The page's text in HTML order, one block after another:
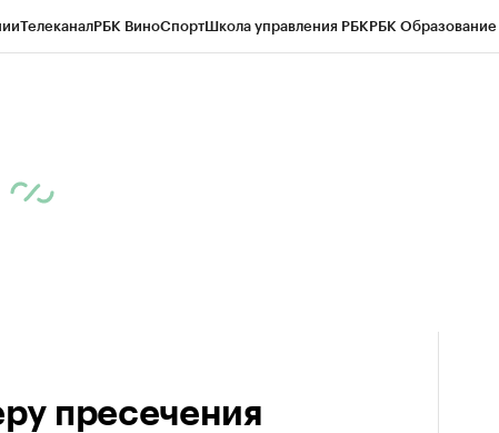
ТелеканалРБК ВиноСпортШкола управления РБКРБК Образование
пресечения